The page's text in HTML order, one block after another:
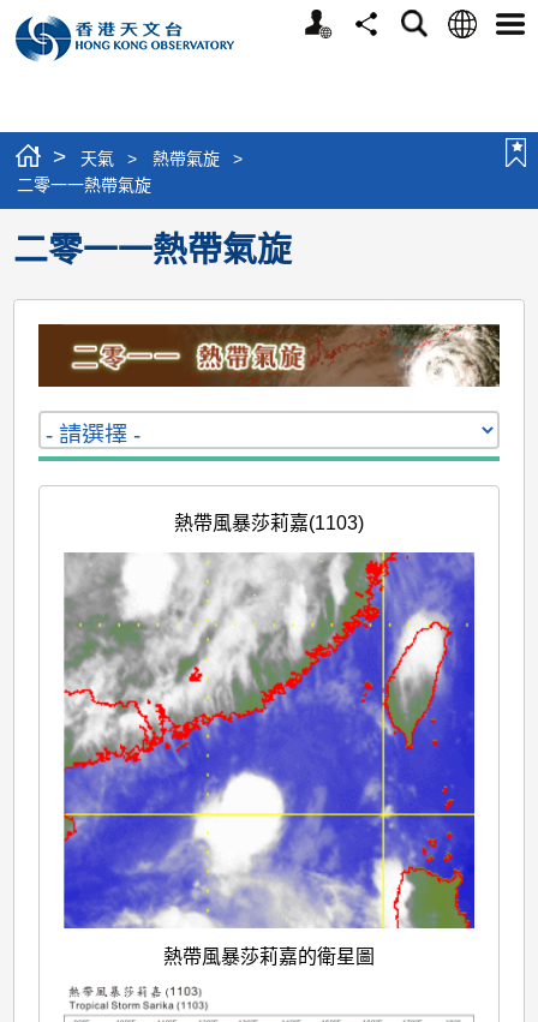
個
分
搜
語
選
> 天氣 > 熱帶氣旋
>
二零一一熱帶氣旋
二零一一熱帶氣旋
熱帶風暴莎莉嘉(1103)
熱帶風暴莎莉嘉的衛星圖